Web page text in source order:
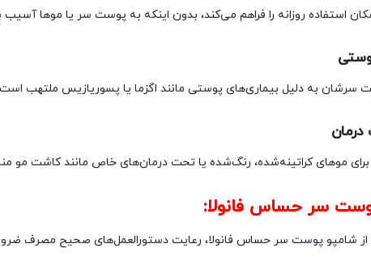
استفاده روزانه را فراهم می‌کند، بدون اینکه به پوست سر یا موها آسیب
سرشان به دلیل بیماری‌های پوستی مانند اگزما یا پسوریازیس ملتهب
موهای کراتینه‌شده، رنگ‌شده یا تحت درمان‌های خاص مانند کاشت مو
سر حساس فانولا:
از شامپو پوست سر حساس فانولا، رعایت دستورالعمل‌های صحیح مصرف